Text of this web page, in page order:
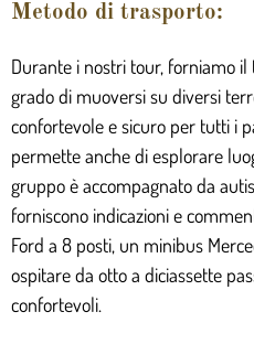
Metodo di trasporto:
Durante i nostri tour, forniamo
grado di muoversi su diversi
confortevole e sicuro per tutti i
permette anche di esplorare
gruppo è accompagnato da
forniscono indicazioni e
Ford a 8 posti, un minibus
ospitare da otto a diciassette
confortevoli.